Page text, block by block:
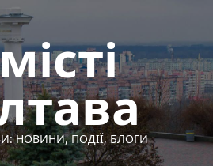
НОВИНИ, ПОДІЇ, БЛОГИ